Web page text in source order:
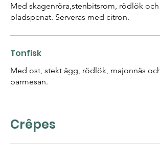
Med skagenröra,stenbitsrom, rödlök och
bladspenat. Serveras med citron.
Tonfisk
Med ost, stekt ägg, rödlök, majonnäs
parmesan.
Crêpes